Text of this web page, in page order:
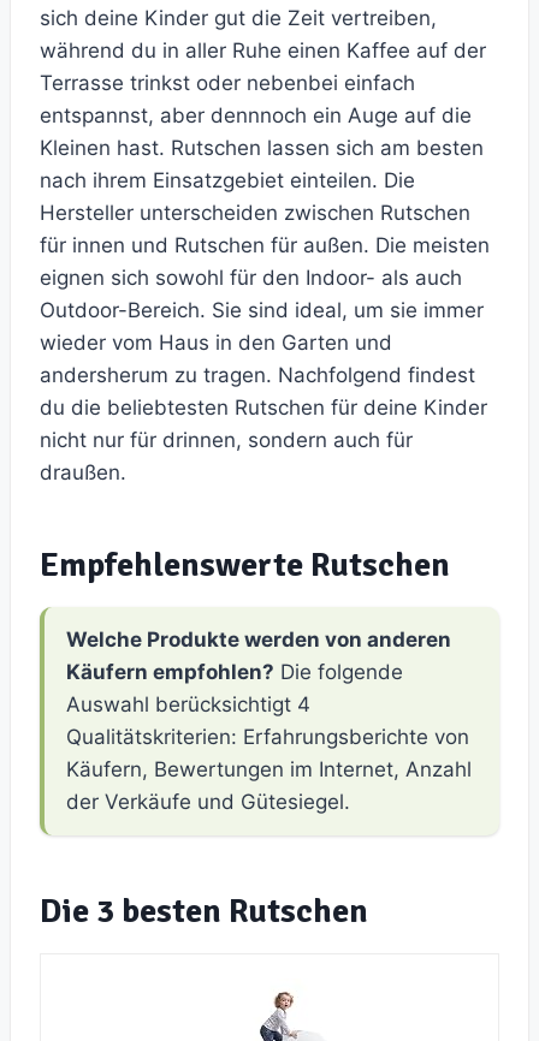
sich deine Kinder gut die Zeit vertreiben,
während du in aller Ruhe einen Kaffee auf der
Terrasse trinkst oder nebenbei einfach
entspannst, aber dennnoch ein Auge auf die
Kleinen hast. Rutschen lassen sich am besten
nach ihrem Einsatzgebiet einteilen. Die
Hersteller unterscheiden zwischen Rutschen
für innen und Rutschen für außen. Die meisten
eignen sich sowohl für den Indoor- als auch
Outdoor-Bereich. Sie sind ideal, um sie immer
wieder vom Haus in den Garten und
andersherum zu tragen. Nachfolgend findest
du die beliebtesten Rutschen für deine Kinder
nicht nur für drinnen, sondern auch für
draußen.
Empfehlenswerte Rutschen
Welche Produkte werden von anderen
Käufern empfohlen? Die folgende
Auswahl berücksichtigt 4
Qualitätskriterien: Erfahrungsberichte von
Käufern, Bewertungen im Internet, Anzahl
der Verkäufe und Gütesiegel.
Die 3 besten Rutschen